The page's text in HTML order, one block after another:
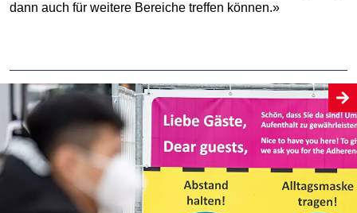
dann auch für weitere Bereiche treffen können.»